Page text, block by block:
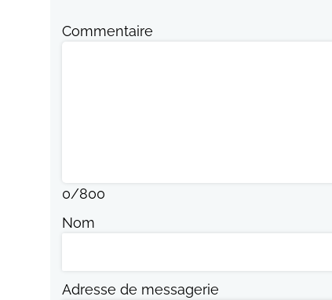
Commentaire
0/800
Nom
Adresse de messagerie